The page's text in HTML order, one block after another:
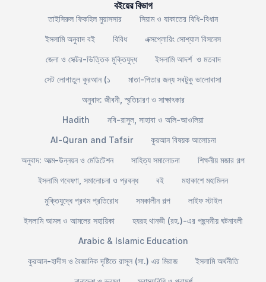
বইয়ের বিভাগ
তাইসিরুল ফিকহিল মুয়াসসার
সিয়াম ও যাকাতের বিধি-বিধান
ইসলামি অনুবাদ বই
বিবিধ
এক্সপ্লোরিং সোশ্যাল বিসনেস
জেলা ও সেক্টর-ভিত্তিক মুক্তিযুদ্ধ
ইসলামি আদর্শ ও মতবাদ
সেট লোগাতুল কুরআন (১
মাতা-পিতার জন্য সবটুকু ভালোবাসা
অনুবাদ: জীবনী, স্মৃতিচারণ ও সাক্ষাৎকার
Hadith
নবি-রাসুল, সাহাবা ও অলি-আওলিয়া
Al-Quran and Tafsir
কুরআন বিষয়ক আলোচনা
অনুবাদ: আত্ম-উন্নয়ন ও মেডিটেশন
সাহিত্য সমালোচনা
শিক্ষনীয় মজার গল্প
ইসলামি গবেষণা, সমালোচনা ও প্রবন্ধ
বই
মহাকাশে মহামিলন
মুক্তিযুদ্ধে প্রথম প্রতিরোধ
সমকালীন গল্প
লাইফ স্টাইল
ইসলামি আমল ও আমলের সহায়িকা
হযরহ থানভী (রহ.)-এর পছন্দনীয় ঘটনাবলী
Arabic & Islamic Education
কুরআন-হাদীস ও বৈজ্ঞানিক দৃষ্টিতে রাসূল (সা.) এর মিরাজ
ইসলামি অর্থনীতি